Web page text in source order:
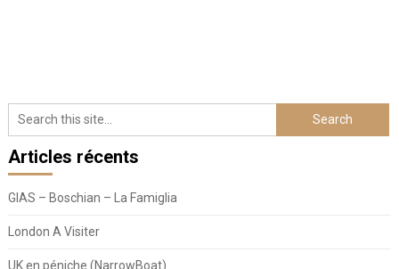
Articles récents
GIAS – Boschian – La Famiglia
London A Visiter
UK en péniche (NarrowBoat)